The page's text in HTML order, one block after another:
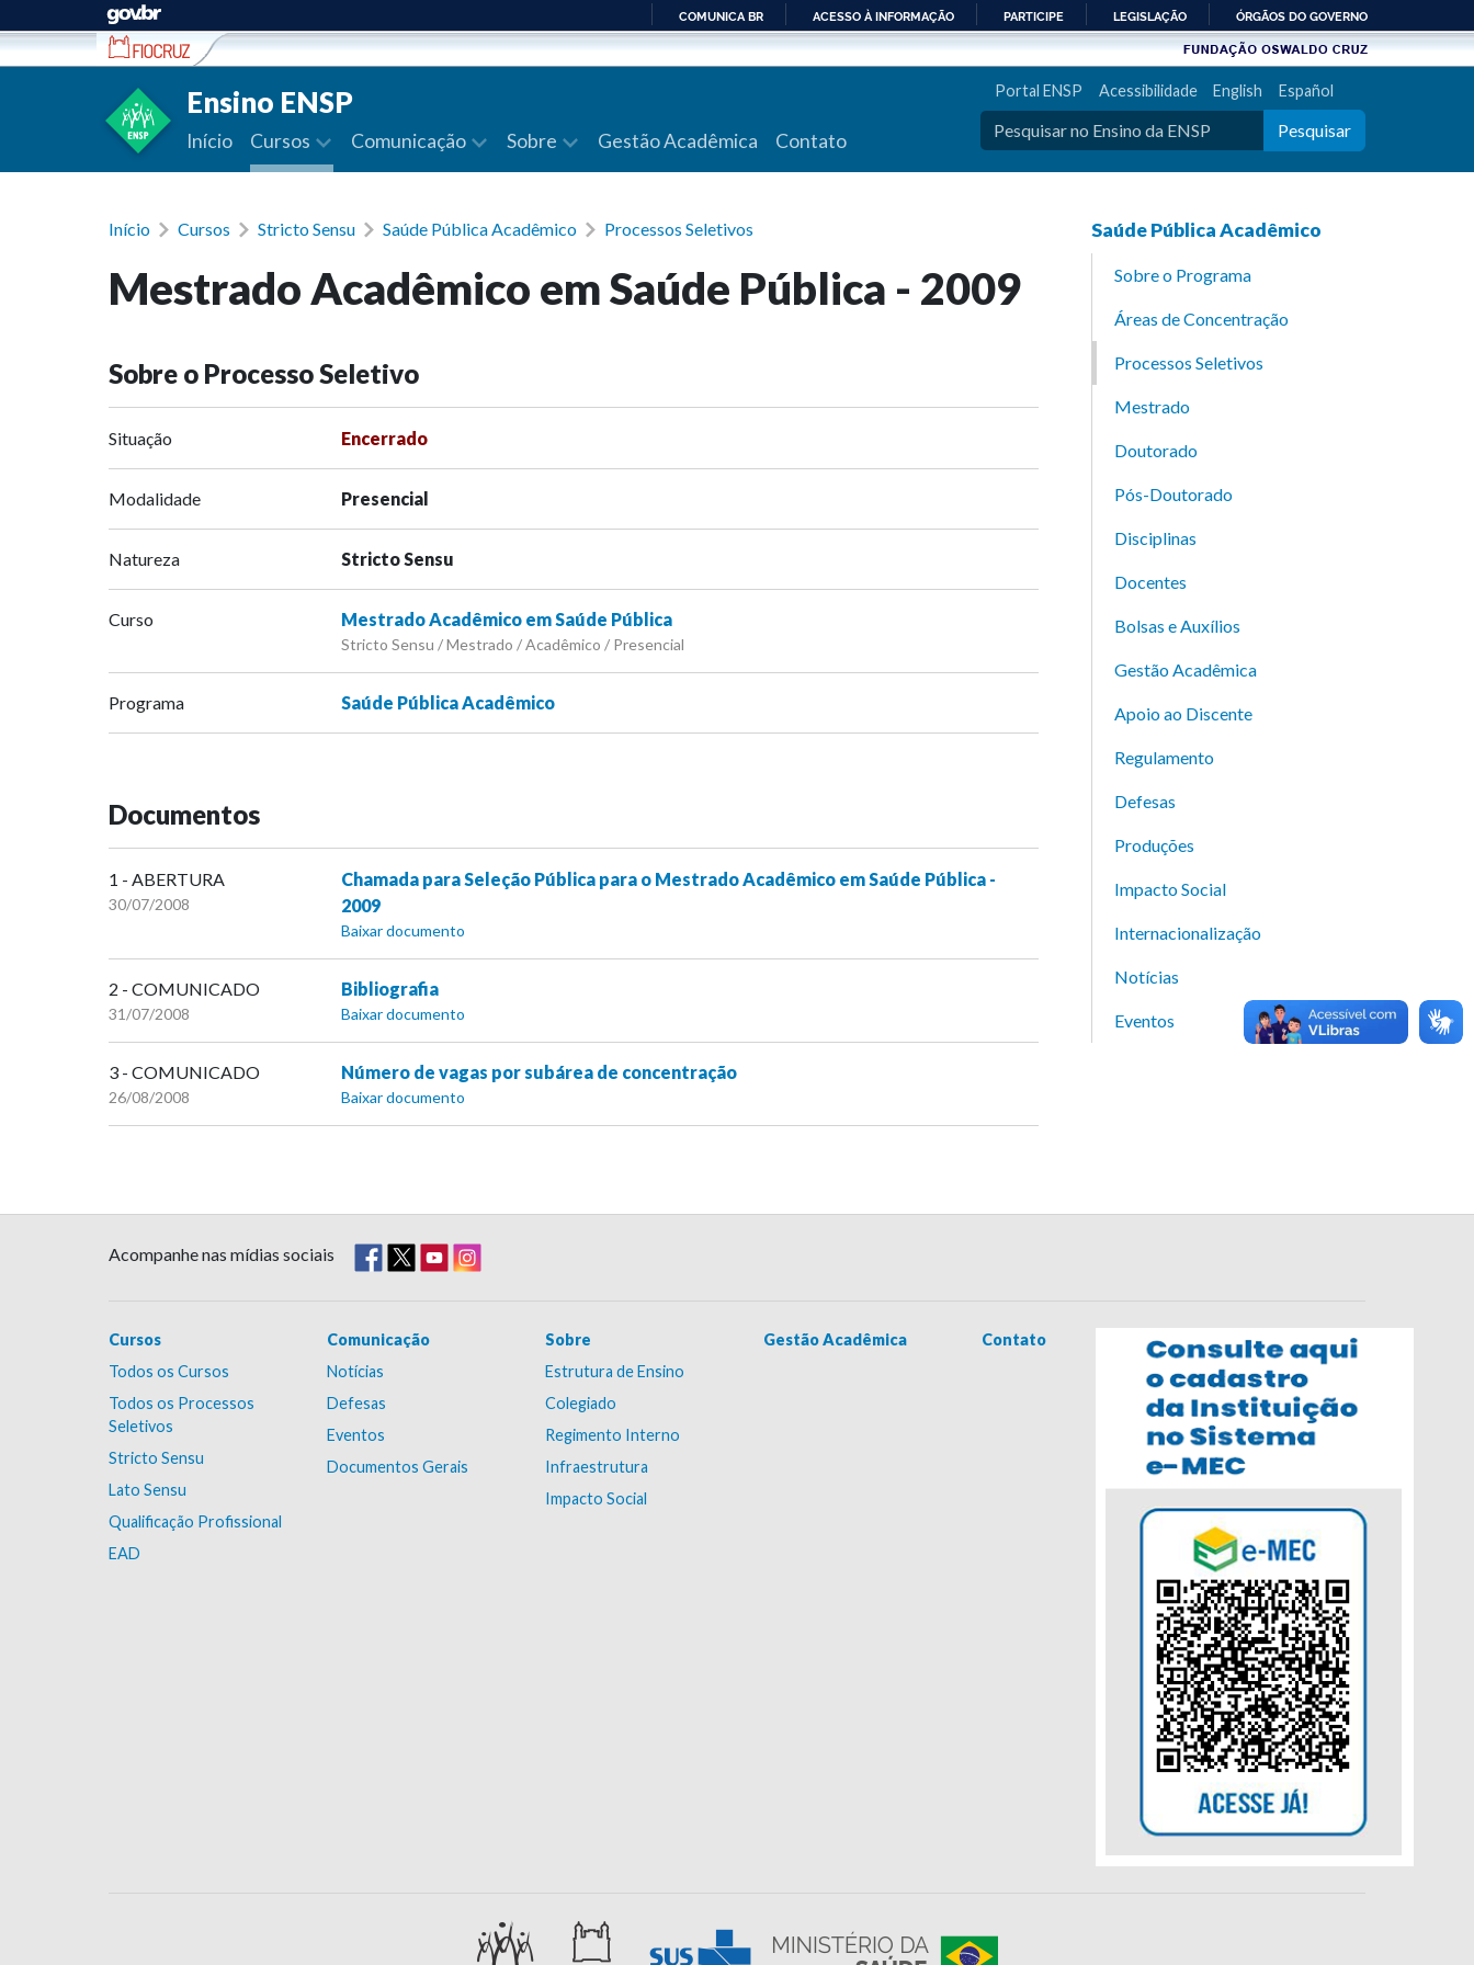
Ir para conteúdo
PARA
COMUNICA BR ACESSO À INFORMAÇÃO PARTICIPE LEGISLAÇÃO ÓRGÃOS DO GOVERNO
Ensino ENSP
Início Cursos Comunicação Sobre Gestão Acadêmica Contato
Portal ENSP Acessibilidade English Español
Pesquisar
Início Cursos Stricto Sensu Saúde Pública Acadêmico Processos Seletivos
Mestrado Acadêmico em Saúde Pública - 2009
Sobre o Processo Seletivo
Situação Encerrado
Modalidade Presencial
Natureza Stricto Sensu
Curso Mestrado Acadêmico em Saúde Pública
Stricto Sensu / Mestrado / Acadêmico / Presencial
Programa Saúde Pública Acadêmico
Documentos
1 - ABERTURA
30/07/2008
Chamada para Seleção Pública para o Mestrado Acadêmico em Saúde Pública -
2009
Baixar documento
2 - COMUNICADO
31/07/2008
Bibliografia
Baixar documento
3 - COMUNICADO
26/08/2008
Número de vagas por subárea de concentração
Baixar documento
Saúde Pública Acadêmico
Sobre o Programa
Áreas de Concentração
Processos Seletivos
Mestrado
Doutorado
Pós-Doutorado
Disciplinas
Docentes
Bolsas e Auxílios
Gestão Acadêmica
Apoio ao Discente
Regulamento
Defesas
Produções
Impacto Social
Internacionalização
Notícias
Eventos
Acompanhe nas mídias sociais
Cursos
Todos os Cursos
Todos os Processos
Seletivos
Stricto Sensu
Lato Sensu
Qualificação Profissional
EAD
Comunicação
Notícias
Defesas
Eventos
Documentos Gerais
Sobre
Estrutura de Ensino
Colegiado
Regimento Interno
Infraestrutura
Impacto Social
Gestão Acadêmica Contato